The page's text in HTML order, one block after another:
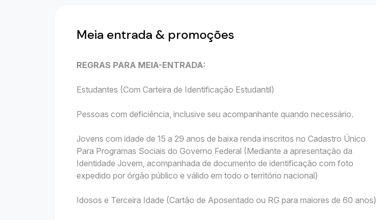
Meia entrada & promoções
REGRAS PARA MEIA-ENTRADA:
Estudantes (Com Carteira de Identificação Estudantil)
Pessoas com deficiência, inclusive seu acompanhante quando necessário.
Jovens com idade de 15 a 29 anos de baixa renda inscritos no Cadastro Único
Para Programas Sociais do Governo Federal (Mediante a apresentação da
Identidade Jovem, acompanhada de documento de identificação com foto
expedido por órgão público e válido em todo o território nacional)
Idosos e Terceira Idade (Cartão de Aposentado ou RG para maiores de 60 anos)